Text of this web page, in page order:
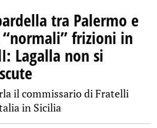
tra Palermo e
frizioni in
Lagalla non si
il commissario di Fratelli
in Sicilia